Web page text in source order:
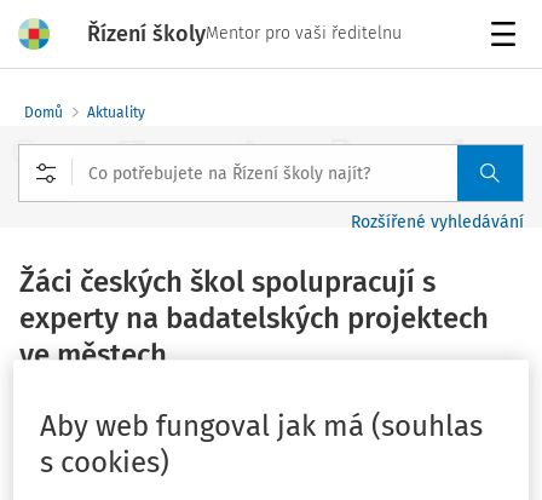
Řízení školyMentor pro vaši ředitelnu
Domů Aktuality
Rozšířené vyhledávání
Žáci českých škol spolupracují s
experty na badatelských projektech
ve městech
2 minuty čtení
Zdroj:TEREZA, z. ú.
Aby web fungoval jak má (souhlas
s cookies)